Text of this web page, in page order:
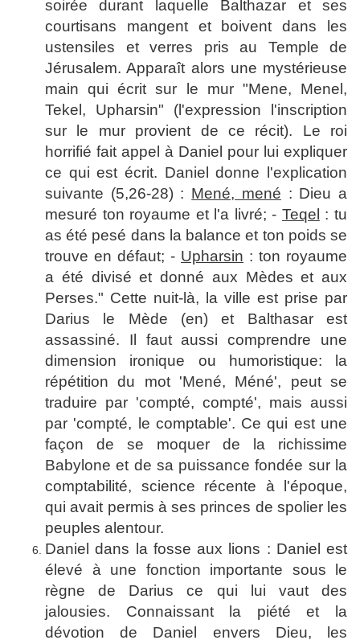
soirée durant laquelle Balthazar et ses
courtisans mangent et boivent dans les
ustensiles et verres pris au Temple de
Jérusalem. Apparaît alors une mystérieuse
main qui écrit sur le mur "Mene, Menel,
Tekel, Upharsin" (l'expression l'inscription
sur le mur provient de ce récit). Le roi
horrifié fait appel à Daniel pour lui expliquer
ce qui est écrit. Daniel donne l'explication
suivante (5,26-28) : Mené, mené : Dieu a
mesuré ton royaume et l'a livré; - Teqel : tu
as été pesé dans la balance et ton poids se
trouve en défaut; - Upharsin : ton royaume
a été divisé et donné aux Mèdes et aux
Perses." Cette nuit-là, la ville est prise par
Darius le Mède (en) et Balthasar est
assassiné. Il faut aussi comprendre une
dimension ironique ou humoristique: la
répétition du mot 'Mené, Méné', peut se
traduire par 'compté, compté', mais aussi
par 'compté, le comptable'. Ce qui est une
façon de se moquer de la richissime
Babylone et de sa puissance fondée sur la
comptabilité, science récente à l'époque,
qui avait permis à ses princes de spolier les
peuples alentour.
Daniel dans la fosse aux lions : Daniel est
élevé à une fonction importante sous le
règne de Darius ce qui lui vaut des
jalousies. Connaissant la piété et la
dévotion de Daniel envers Dieu, les